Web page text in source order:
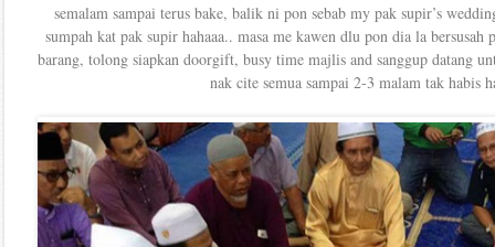
semalam sampai terus bake, balik ni pon sebab my pak supir’s
sumpah kat pak supir hahaaa.. masa me kawen dlu pon dia la
barang, tolong siapkan doorgift, busy time majlis and sanggup datang
nak cite semua sampai 2-3 malam tak habis